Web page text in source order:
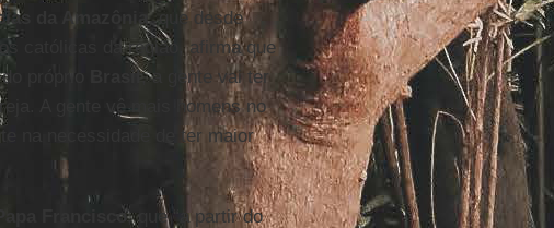
da Amazônia , que desde
católicas da região, afirma que
próprio
Brasil, a gente vai ter
A gente vê mais homens no
na necessidade de ter maior
Francisco, que “a partir do